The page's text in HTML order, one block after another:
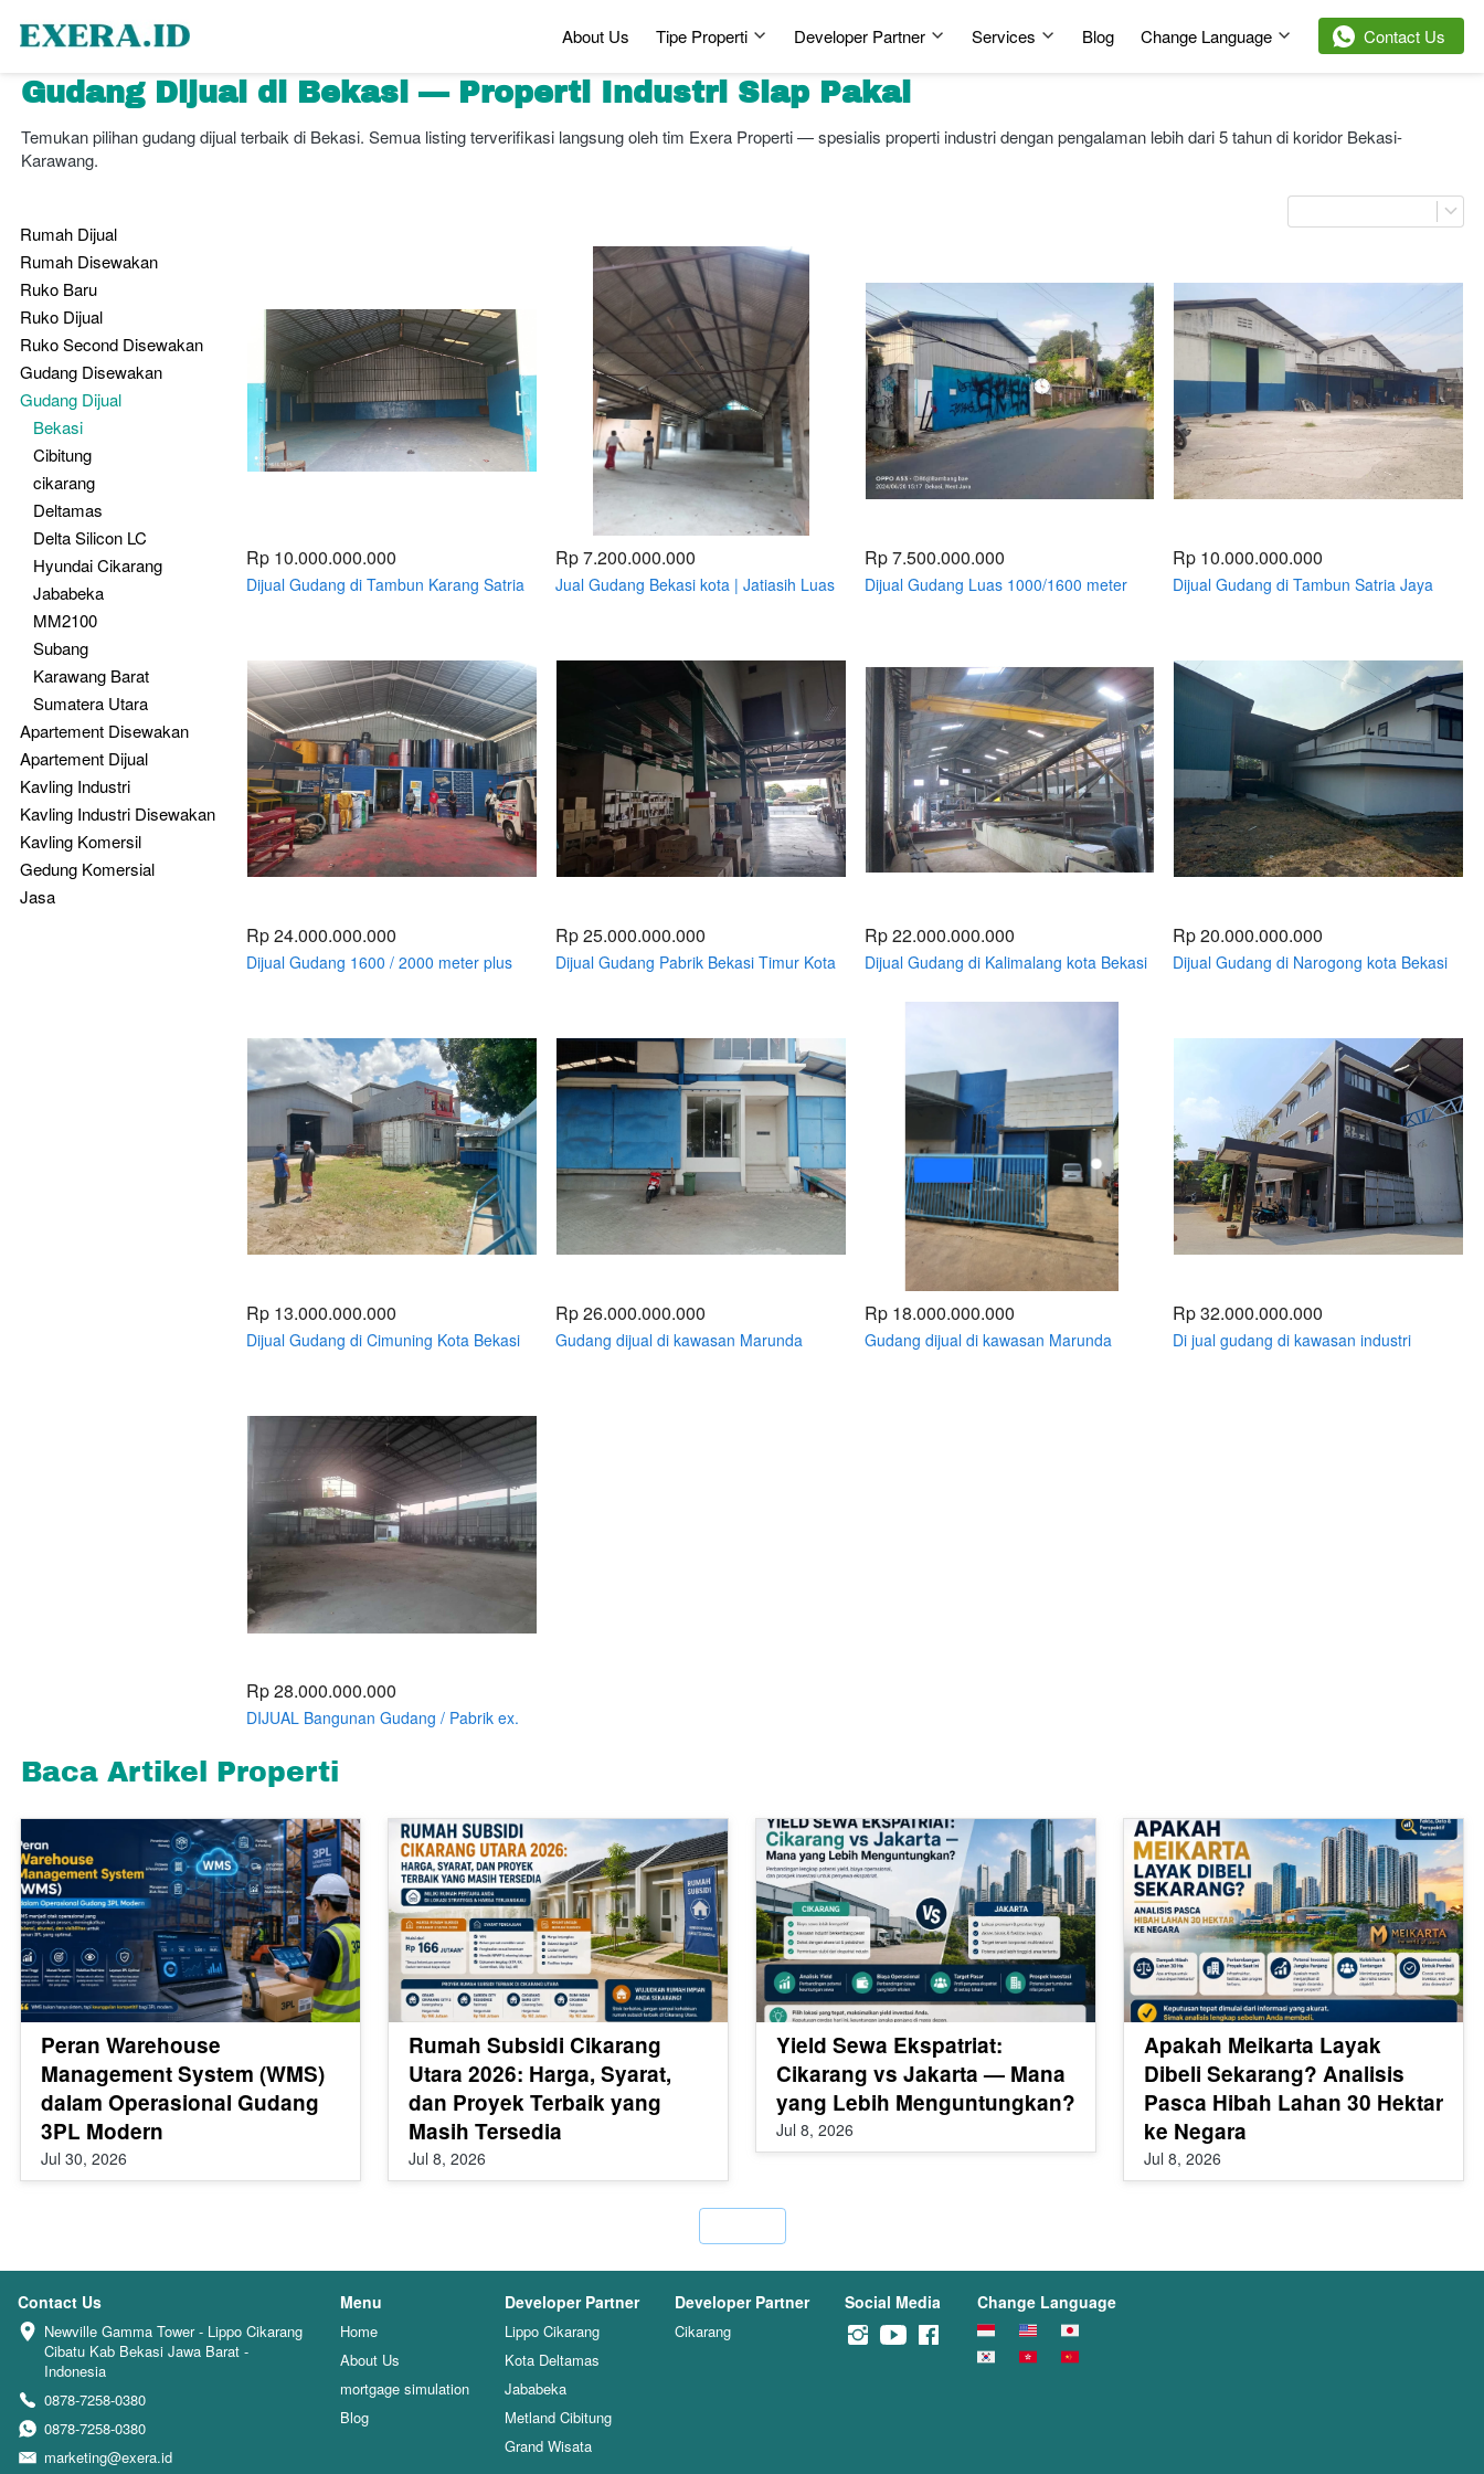
About Us Tipe Properti Developer Partner Services Blog Change Language ` Contact Us
Gudang Dijual di Bekasi — Properti Industri Siap Pakai
Temukan pilihan gudang dijual terbaik di Bekasi. Semua listing terverifikasi langsung oleh tim Exera Properti — spesialis properti industri dengan pengalaman lebih dari 5 tahun di koridor Bekasi-
Karawang.
Rumah Dijual
Rumah Disewakan
Ruko Baru
Ruko Dijual
Ruko Second Disewakan
Gudang Disewakan
Gudang Dijual
Bekasi
Cibitung
cikarang
Deltamas
Delta Silicon LC
Hyundai Cikarang
Jababeka
MM2100
Subang
Karawang Barat
Sumatera Utara
Apartement Disewakan
Apartement Dijual
Kavling Industri
Kavling Industri Disewakan
Kavling Komersil
Gedung Komersial
Jasa
Rp 10.000.000.000
Dijual Gudang di Tambun Karang Satria
Rp 7.200.000.000
Jual Gudang Bekasi kota | Jatiasih Luas
Rp 7.500.000.000
Dijual Gudang Luas 1000/1600 meter
Rp 10.000.000.000
Dijual Gudang di Tambun Satria Jaya
Rp 24.000.000.000
Dijual Gudang 1600 / 2000 meter plus
Rp 25.000.000.000
Dijual Gudang Pabrik Bekasi Timur Kota
Rp 22.000.000.000
Dijual Gudang di Kalimalang kota Bekasi
Rp 20.000.000.000
Dijual Gudang di Narogong kota Bekasi
Rp 13.000.000.000
Dijual Gudang di Cimuning Kota Bekasi
Rp 26.000.000.000
Gudang dijual di kawasan Marunda
Rp 18.000.000.000
Gudang dijual di kawasan Marunda
Rp 32.000.000.000
Di jual gudang di kawasan industri
Rp 28.000.000.000
DIJUAL Bangunan Gudang / Pabrik ex.
Baca Artikel Properti
Peran Warehouse
Management System (WMS)
dalam Operasional Gudang
3PL Modern
Jul 30, 2026
Rumah Subsidi Cikarang
Utara 2026: Harga, Syarat,
dan Proyek Terbaik yang
Masih Tersedia
Jul 8, 2026
Yield Sewa Ekspatriat:
Cikarang vs Jakarta — Mana
yang Lebih Menguntungkan?
Jul 8, 2026
Apakah Meikarta Layak
Dibeli Sekarang? Analisis
Pasca Hibah Lahan 30 Hektar
ke Negara
Jul 8, 2026
Contact Us
Newville Gamma Tower - Lippo Cikarang
Cibatu Kab Bekasi Jawa Barat -
Indonesia
0878-7258-0380
0878-7258-0380
marketing@exera.id
Menu
Home
About Us
mortgage simulation
Blog
Developer Partner
Lippo Cikarang
Kota Deltamas
Jababeka
Metland Cibitung
Grand Wisata
Developer Partner
Cikarang
Social Media Change Language